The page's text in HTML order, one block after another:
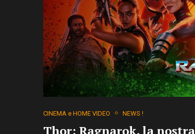
CINEMA e HOME VIDEO NEWS !
Thor: Ragnarok, la